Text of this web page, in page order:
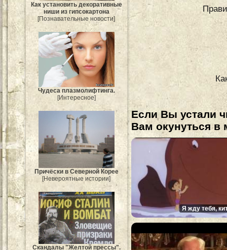
Как установить декоративные
ниши из гипсокартона
[Познавательные новости]
Чудеса плазмолифтинга.
[Интересное]
Причёски в Северной Корее
[Невероятные истории]
Скандалы "Желтой прессы".
Если Вы устали
Вам окунуться в
Я жду тебя,